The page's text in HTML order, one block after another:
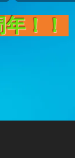
！！